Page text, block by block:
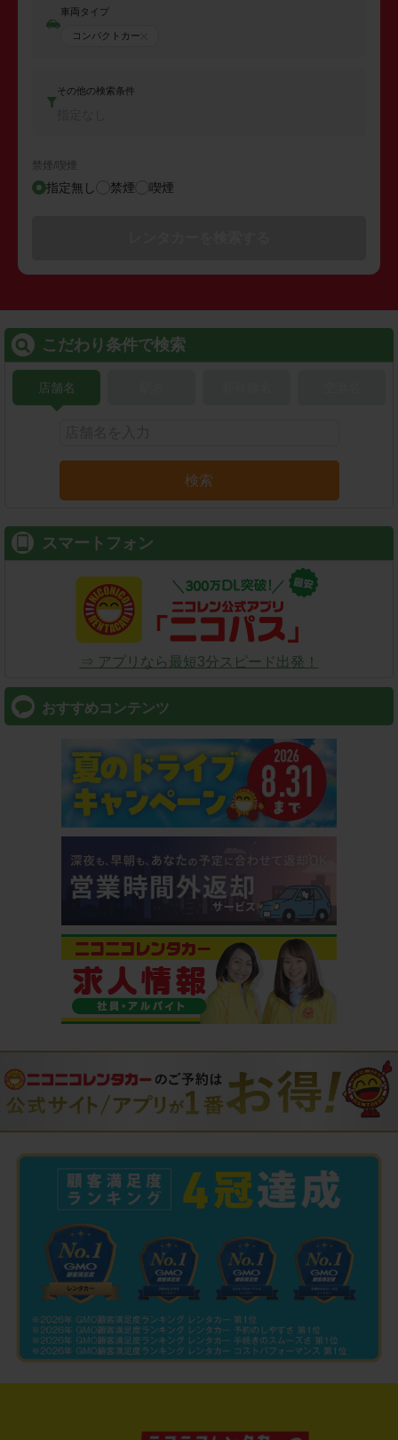
車両タイプ
コンパクトカー
その他の検索条件
禁煙/喫煙
指定無し 禁煙 喫煙
こだわり条件で検索
店舗名
検索
スマートフォン
⇒ アプリなら最短3分スピード出発！
おすすめコンテンツ